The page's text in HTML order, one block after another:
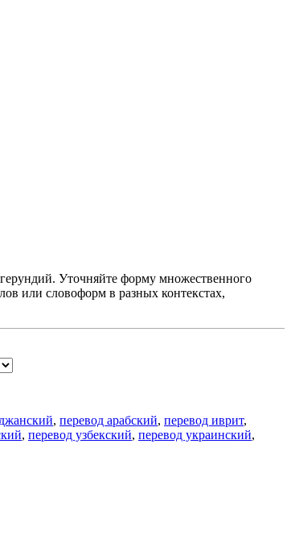
Уточняйте форму множественного
или словоформ в разных контекстах,
, перевод арабский, перевод иврит,
, перевод узбекский, перевод украинский,